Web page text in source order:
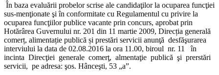
În baza evaluării probelor scrise ale candidaţilor la ocuparea funcţiei
sus-menţionate şi în conformitate cu Regulamentul cu privire la
ocuparea funcţiilor publice vacante prin concurs, aprobat prin
Hotărârea Guvernului nr. 201 din 11 martie 2009, Direcția generală
comerț, alimentație publică și prestări servicii anunţă desfăşurarea
interviului la data de 02.08.2016 la ora 11.00, biroul nr. 11 în
incinta Direcţiei generale comerţ, almentaţie publică şi prerstări
servicii, pe adresa: şos. Hânceşti, 53 „a”.